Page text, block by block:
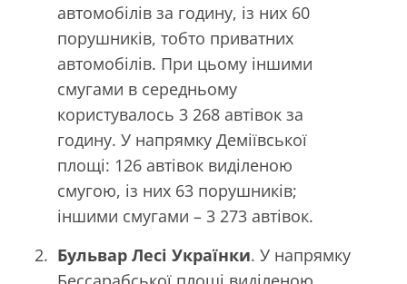
автомобілів за годину, із них 60
порушників, тобто приватних
автомобілів. При цьому іншими
смугами в середньому
користувалось 3 268 автівок за
годину. У напрямку Деміївської
площі: 126 автівок виділеною
смугою, із них 63 порушників;
іншими смугами – 3 273 автівок.
Бульвар Лесі Українки. У напрямку